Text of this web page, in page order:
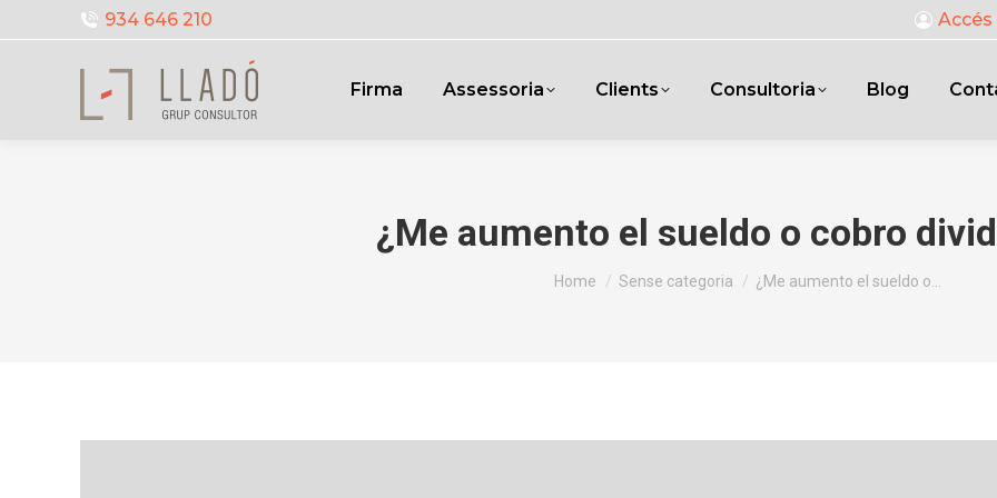
934 646 210
Firma Assessoria Clients Consultoria Blog
¿Me aumento el sueldo o cobro
You are here:
Home Sense categoria ¿Me aumento el sueldo o…